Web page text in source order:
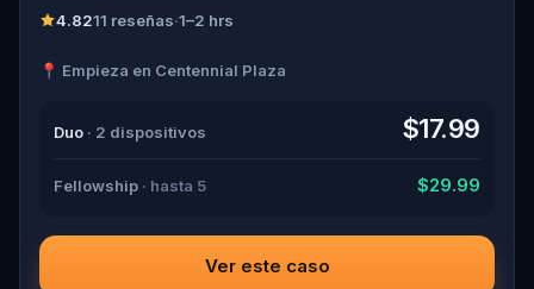
Walter, the obsessed boyfriend? Percy, the ghost tour
suspects, and expose the real murderer before they strike
4.8211 reseñas·1–2 hrs
📍 Empieza en Centennial Plaza
Duo · 2 dispositivos $17.99
Fellowship · hasta 5 $29.99
Ver este caso